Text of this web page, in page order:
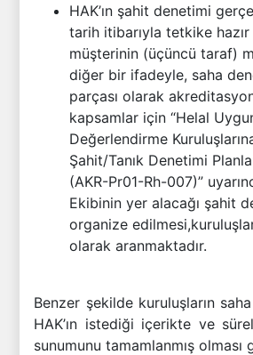
HAK’ın şahit denetimi
tarih itibarıyla tetkike
müşterinin (üçüncü taraf)
diğer bir ifadeyle, saha
parçası olarak
kapsamlar için “Helal
Değerlendirme
Şahit/Tanık Denetimi
(AKR-Pr01-Rh-007)”
Ekibinin yer alacağı şahit
organize
olarak aranmaktadır.
Benzer şekilde kuruluşların
HAK’ın istediği içerikte ve
sunumunu tamamlanmış olması